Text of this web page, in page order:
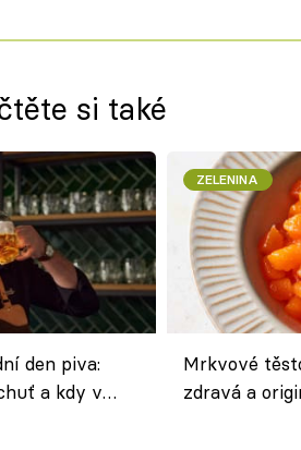
si také
den piva:
a kdy v
ZELENINA
Mrkvové
zdravá a